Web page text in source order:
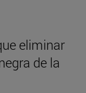
eliminar
de la